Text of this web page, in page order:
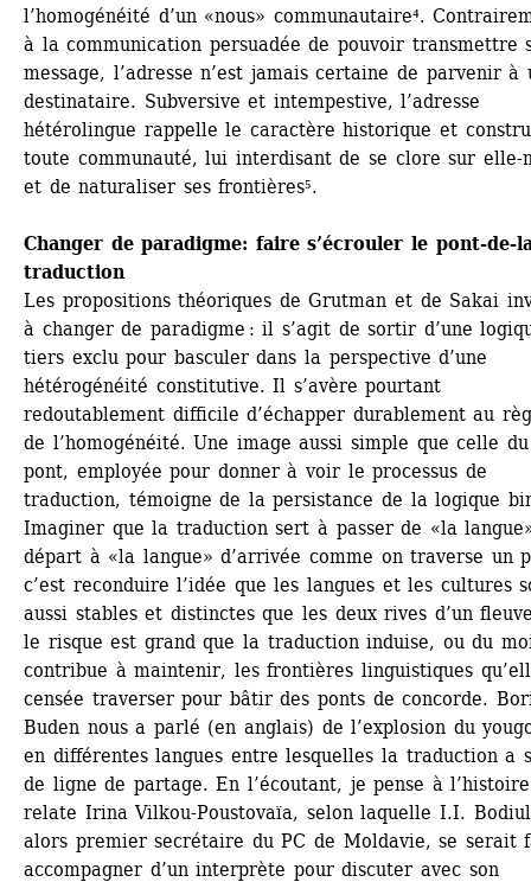
l’homogénéité d’un «nous» communautaire⁴.
à la communication persuadée de pouvoir transmettre
message, l’adresse n’est jamais certaine de parvenir à
destinataire. Subversive et intempestive, l’adresse
hétérolingue rappelle le caractère historique et
toute communauté, lui interdisant de se clore sur elle-
et de naturaliser ses frontières⁵.
Changer de paradigme: faire s’écrouler le pont-de-
traduction
Les propositions théoriques de Grutman et de Sakai
à changer de paradigme : il s’agit de sortir d’une
tiers exclu pour basculer dans la perspective d’une
hétérogénéité constitutive. Il s’avère pourtant
redoutablement difficile d’échapper durablement au
de l’homogénéité. Une image aussi simple que celle du
pont, employée pour donner à voir le processus de
traduction, témoigne de la persistance de la logique
Imaginer que la traduction sert à passer de «la
départ à «la langue» d’arrivée comme on traverse un
c’est reconduire l’idée que les langues et les cultures
aussi stables et distinctes que les deux rives d’un
le risque est grand que la traduction induise, ou du
contribue à maintenir, les frontières linguistiques
censée traverser pour bâtir des ponts de concorde.
Buden nous a parlé (en anglais) de l’explosion du
en différentes langues entre lesquelles la traduction a
de ligne de partage. En l’écoutant, je pense à
relate Irina Vilkou-Poustovaïa, selon laquelle I.I.
alors premier secrétaire du PC de Moldavie, se serait
accompagner d’un interprète pour discuter avec son